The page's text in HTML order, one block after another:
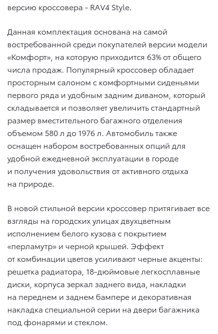
версию кроссовера ­- RAV4 Style.
Данная комплектация основана на самой
востребованной среди покупателей версии модели
«Комфорт», на которую приходится 63% от общего
числа продаж. Популярный кроссовер обладает
просторным салоном с комфортными сиденьями
первого ряда и удобным задним диваном, который
складывается и позволяет увеличить стандартный
размер вместительного багажного отделения
объемом 580 л до 1976 л. Автомобиль также
оснащен набором востребованных опций для
удобной ежедневной эксплуатации в городе
и получения удовольствия от активного отдыха
на природе.
В новой стильной версии кроссовер притягивает все
взгляды на городских улицах двухцветным
исполнением белого кузова с покрытием
«перламутр» и черной крышей. Эффект
от комбинации цветов усиливают черные акценты:
решетка радиатора, 18-дюймовые легкосплавные
диски, корпуса зеркал заднего вида, накладки
на переднем и заднем бампере и декоративная
накладка специальной серии на двери багажника
под фонарями и стеклом.